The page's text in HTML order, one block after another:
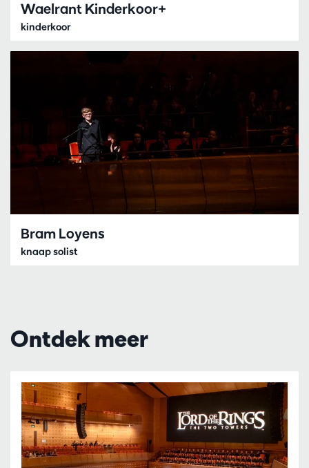
Waelrant Kinderkoor+
kinderkoor
Bram Loyens
knaap solist
Ontdek meer